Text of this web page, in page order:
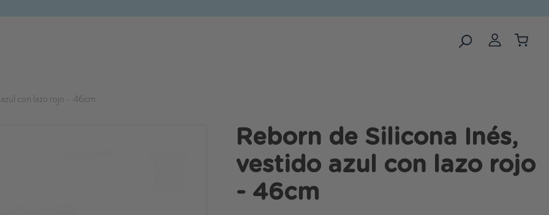
con lazo rojo - 46cm
Reborn de Silicona Inés,
vestido azul con lazo rojo
- 46cm